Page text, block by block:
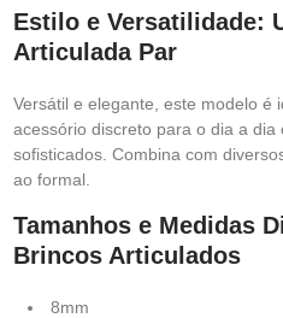
Estilo e Versatilidade:
Articulada Par
Versátil e elegante, este modelo é
acessório discreto para o dia a dia
sofisticados. Combina com
ao formal.
Tamanhos e Medidas
Brincos Articulados
8mm